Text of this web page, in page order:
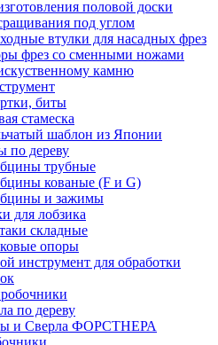
половой доски
под углом
втулки для насадных фрез
фрез со сменными ножами
камню
биты
стамеска
шаблон из Японии
по дереву
трубные
кованые (F и G)
и зажимы
для лобзика
складные
опоры
инструмент для обработки
по дереву
и Сверла ФОРСТНЕРА